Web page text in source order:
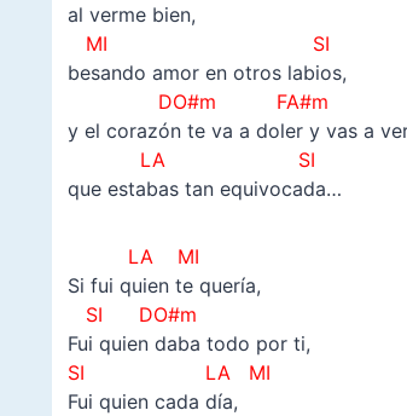
al verme bien,
MI SI
besando amor en otros labios,
DO#m FA#m
y el corazón te va a doler y vas a
LA SI
que estabas tan equivocada…
LA MI
Si fui quien te quería,
SI DO#m
Fui quien daba todo por ti,
SI LA MI
Fui quien cada día,